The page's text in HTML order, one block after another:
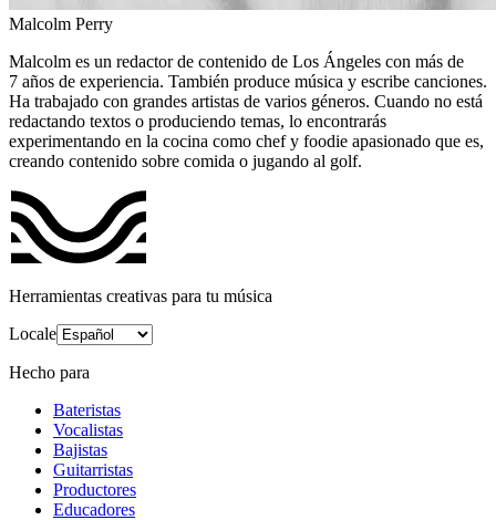
Malcolm Perry
Malcolm es un redactor de contenido de Los Ángeles con más de
7 años de experiencia. También produce música y escribe canciones.
Ha trabajado con grandes artistas de varios géneros. Cuando no está
redactando textos o produciendo temas, lo encontrarás
experimentando en la cocina como chef y foodie apasionado que es,
creando contenido sobre comida o jugando al golf.
Herramientas creativas para tu música
Locale
Hecho para
Bateristas
Vocalistas
Bajistas
Guitarristas
Productores
Educadores